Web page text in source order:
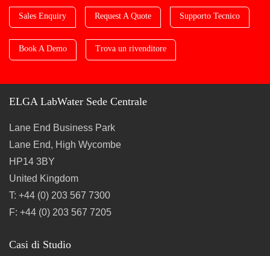
Sales Enquiry Request A Quote Supporto Tecnico
Book A Demo Trova un rivenditore
ELGA LabWater Sede Centrale
Lane End Business Park
Lane End, High Wycombe
HP14 3BY
United Kingdom
T: +44 (0) 203 567 7300
F: +44 (0) 203 567 7205
Casi di Studio